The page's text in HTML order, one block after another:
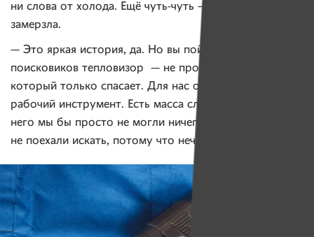
ни слова от холода. Ещё чуть-чуть — и женщина бы
замерзла.
— Это яркая история, да. Но вы поймите, для
поисковиков тепловизор — не просто прибор,
который только спасает. Для нас он — необходимый
рабочий инструмент. Есть масса случаев, когда без
него мы бы просто не могли ничего сделать. Мы бы
не поехали искать, потому что нечем было бы искать.